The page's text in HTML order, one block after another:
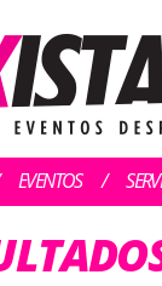
EVENTOS